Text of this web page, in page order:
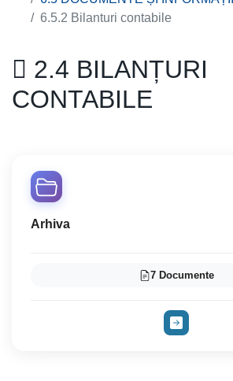
6.5.2 Bilanturi contabile
2.4 BILANȚURI
CONTABILE
Arhiva
7 Documente